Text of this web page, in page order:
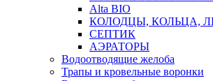
Alta BIO
КОЛОДЦЫ, КОЛЬЦА,
СЕПТИК
АЭРАТОРЫ
Водоотводящие желоба
Трапы и кровельные воронки